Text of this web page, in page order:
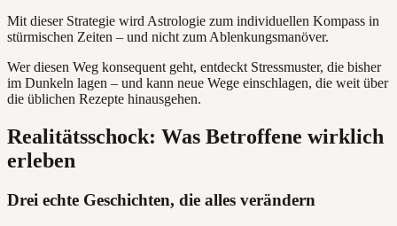
Mit dieser Strategie wird Astrologie zum individuellen Kompass in
stürmischen Zeiten – und nicht zum Ablenkungsmanöver.
Wer diesen Weg konsequent geht, entdeckt Stressmuster, die bisher
im Dunkeln lagen – und kann neue Wege einschlagen, die weit über
die üblichen Rezepte hinausgehen.
Realitätsschock: Was Betroffene wirklich
erleben
Drei echte Geschichten, die alles verändern